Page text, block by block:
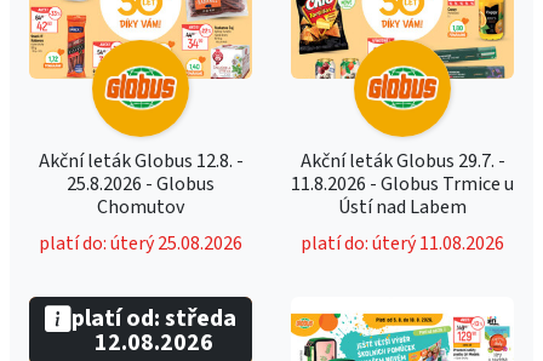
Akční leták Globus 12.8. -
25.8.2026 - Globus
Chomutov
platí do: úterý 25.08.2026
Akční leták Globus 29.7. -
11.8.2026 - Globus Trmice u
Ústí nad Labem
platí do: úterý 11.08.2026
platí od: středa
12.08.2026